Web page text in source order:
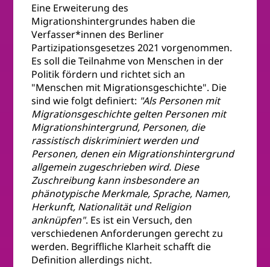
Eine Erweiterung des
Migrationshintergrundes haben die
Verfasser*innen des Berliner
Partizipationsgesetzes 2021 vorgenommen.
Es soll die Teilnahme von Menschen in der
Politik fördern und richtet sich an
"Menschen mit Migrationsgeschichte". Die
sind wie folgt definiert: "Als Personen mit
Migrationsgeschichte gelten Personen mit
Migrationshintergrund, Personen, die
rassistisch diskriminiert werden und
Personen, denen ein Migrationshintergrund
allgemein zugeschrieben wird. Diese
Zuschreibung kann insbesondere an
phänotypische Merkmale, Sprache, Namen,
Herkunft, Nationalität und Religion
anknüpfen". Es ist ein Versuch, den
verschiedenen Anforderungen gerecht zu
werden. Begriffliche Klarheit schafft die
Definition allerdings nicht.